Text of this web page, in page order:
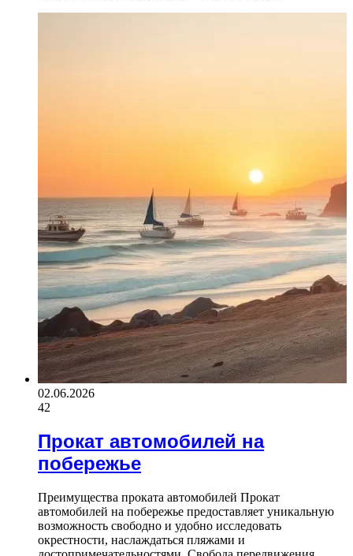
02.06.2026
42
Прокат автомобилей на
побережье
Преимущества проката автомобилей Прокат
автомобилей на побережье предоставляет уникальную
возможность свободно и удобно исследовать
окрестности, наслаждаться пляжами и